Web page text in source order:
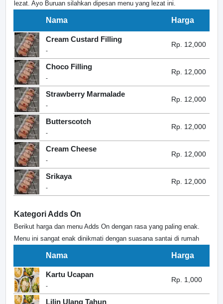
lezat. Ayo Buruan silahkan dipesan menu yang lezat ini.
Nama Harga
Cream Custard Filling
-
Rp. 12,000
Choco Filling
-
Rp. 12,000
Strawberry Marmalade
-
Rp. 12,000
Butterscotch
-
Rp. 12,000
Cream Cheese
-
Rp. 12,000
Srikaya
-
Rp. 12,000
Kategori Adds On
Berikut harga dan menu Adds On dengan rasa yang paling enak.
Menu ini sangat enak dinikmati dengan suasana santai di rumah
Nama Harga
Kartu Ucapan
-
Rp. 1,000
Lilin Ulang Tahun